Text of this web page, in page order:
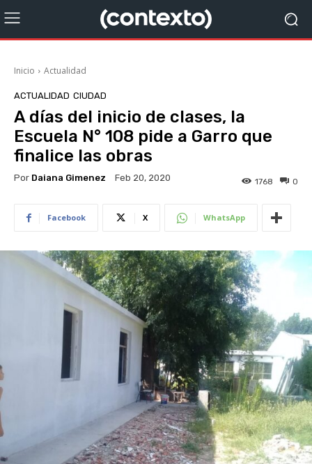
Inicio Actualidad
ACTUALIDAD CIUDAD
A días del inicio de clases, la
Escuela N° 108 pide a Garro que
finalice las obras
Por Daiana Gimenez Feb 20, 2020 0
1768
Facebook X WhatsApp